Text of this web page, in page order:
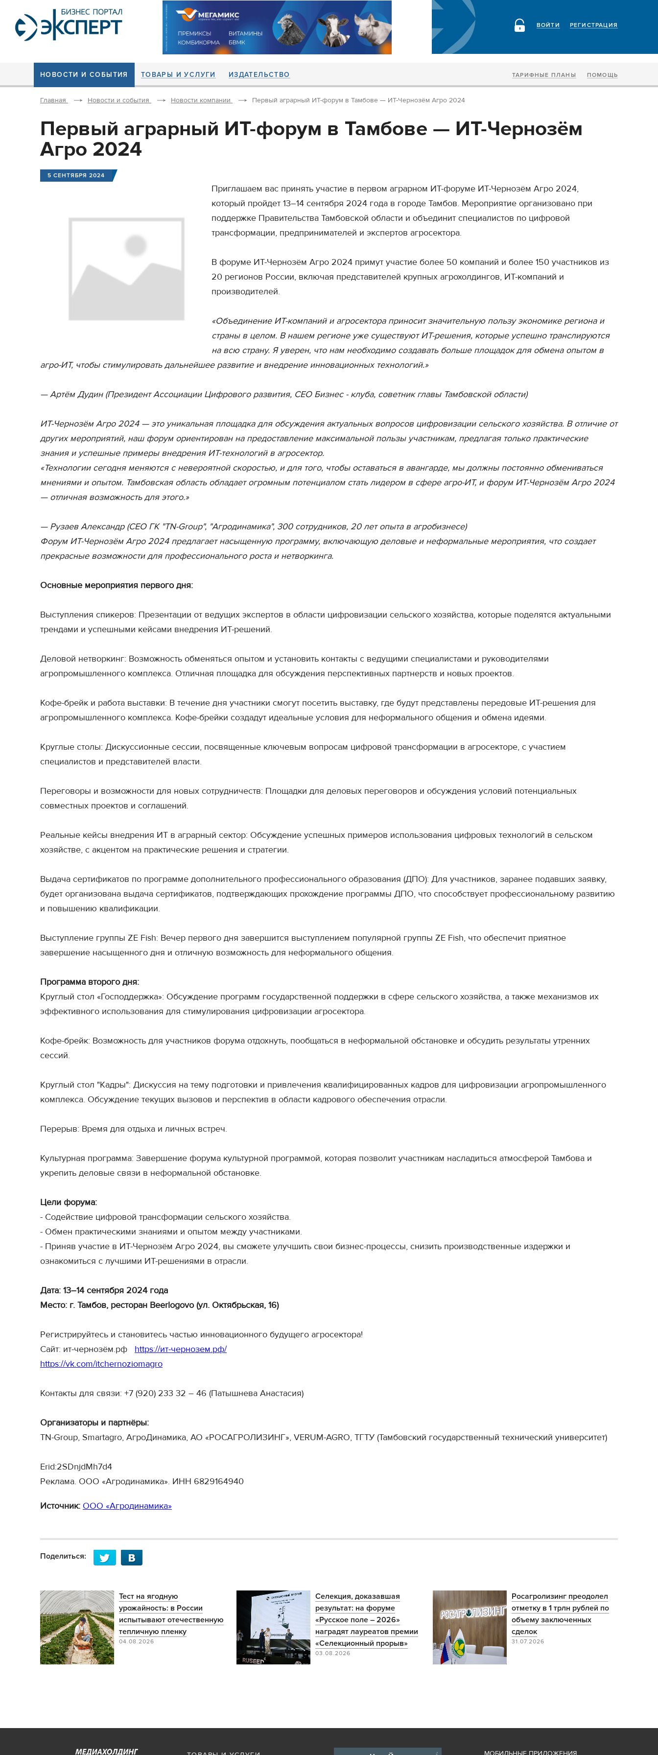
РЕГИСТРАЦИЯ
ВОЙТИ
НОВОСТИ И СОБЫТИЯ ТОВАРЫ И УСЛУГИ ИЗДАТЕЛЬСТВО ТАРИФНЫЕ ПЛАНЫ ПОМОЩЬ
Главная Новости и события Новости компании Первый аграрный ИТ-форум в Тамбове — ИТ-Чернозём Агро 2024
Первый аграрный ИТ-форум в Тамбове — ИТ-Чернозём
Агро 2024
5 СЕНТЯБРЯ 2024
Приглашаем вас принять участие в первом аграрном ИТ-форуме ИТ-Чернозём Агро 2024,
который пройдет 13–14 сентября 2024 года в городе Тамбов. Мероприятие организовано при
поддержке Правительства Тамбовской области и объединит специалистов по цифровой
трансформации, предпринимателей и экспертов агросектора.
В форуме ИТ-Чернозём Агро 2024 примут участие более 50 компаний и более 150 участников из
20 регионов России, включая представителей крупных агрохолдингов, ИТ-компаний и
производителей.
«Объединение ИТ-компаний и агросектора приносит значительную пользу экономике региона и
страны в целом. В нашем регионе уже существуют ИТ-решения, которые успешно транслируются
на всю страну. Я уверен, что нам необходимо создавать больше площадок для обмена опытом в
агро-ИТ, чтобы стимулировать дальнейшее развитие и внедрение инновационных технологий.»
— Артём Дудин (Президент Ассоциации Цифрового развития, СЕО Бизнес - клуба, советник главы Тамбовской области)
ИТ-Чернозём Агро 2024 — это уникальная площадка для обсуждения актуальных вопросов цифровизации сельского хозяйства. В отличие от
других мероприятий, наш форум ориентирован на предоставление максимальной пользы участникам, предлагая только практические
знания и успешные примеры внедрения ИТ-технологий в агросектор.
«Технологии сегодня меняются с невероятной скоростью, и для того, чтобы оставаться в авангарде, мы должны постоянно обмениваться
мнениями и опытом. Тамбовская область обладает огромным потенциалом стать лидером в сфере агро-ИТ, и форум ИТ-Чернозём Агро 2024
— отличная возможность для этого.»
— Рузаев Александр (СЕО ГК "TN-Group", "Агродинамика", 300 сотрудников, 20 лет опыта в агробизнесе)
Форум ИТ-Чернозём Агро 2024 предлагает насыщенную программу, включающую деловые и неформальные мероприятия, что создает
прекрасные возможности для профессионального роста и нетворкинга.
Основные мероприятия первого дня:
Выступления спикеров: Презентации от ведущих экспертов в области цифровизации сельского хозяйства, которые поделятся актуальными
трендами и успешными кейсами внедрения ИТ-решений.
Деловой нетворкинг: Возможность обменяться опытом и установить контакты с ведущими специалистами и руководителями
агропромышленного комплекса. Отличная площадка для обсуждения перспективных партнерств и новых проектов.
Кофе-брейк и работа выставки: В течение дня участники смогут посетить выставку, где будут представлены передовые ИТ-решения для
агропромышленного комплекса. Кофе-брейки создадут идеальные условия для неформального общения и обмена идеями.
Круглые столы: Дискуссионные сессии, посвященные ключевым вопросам цифровой трансформации в агросекторе, с участием
специалистов и представителей власти.
Переговоры и возможности для новых сотрудничеств: Площадки для деловых переговоров и обсуждения условий потенциальных
совместных проектов и соглашений.
Реальные кейсы внедрения ИТ в аграрный сектор: Обсуждение успешных примеров использования цифровых технологий в сельском
хозяйстве, с акцентом на практические решения и стратегии.
Выдача сертификатов по программе дополнительного профессионального образования (ДПО): Для участников, заранее подавших заявку,
будет организована выдача сертификатов, подтверждающих прохождение программы ДПО, что способствует профессиональному развитию
и повышению квалификации.
Выступление группы ZE Fish: Вечер первого дня завершится выступлением популярной группы ZE Fish, что обеспечит приятное
завершение насыщенного дня и отличную возможность для неформального общения.
Программа второго дня:
Круглый стол «Господдержка»: Обсуждение программ государственной поддержки в сфере сельского хозяйства, а также механизмов их
эффективного использования для стимулирования цифровизации агросектора.
Кофе-брейк: Возможность для участников форума отдохнуть, пообщаться в неформальной обстановке и обсудить результаты утренних
сессий.
Круглый стол "Кадры": Дискуссия на тему подготовки и привлечения квалифицированных кадров для цифровизации агропромышленного
комплекса. Обсуждение текущих вызовов и перспектив в области кадрового обеспечения отрасли.
Перерыв: Время для отдыха и личных встреч.
Культурная программа: Завершение форума культурной программой, которая позволит участникам насладиться атмосферой Тамбова и
укрепить деловые связи в неформальной обстановке.
Цели форума:
- Содействие цифровой трансформации сельского хозяйства.
- Обмен практическими знаниями и опытом между участниками.
- Приняв участие в ИТ-Чернозём Агро 2024, вы сможете улучшить свои бизнес-процессы, снизить производственные издержки и
ознакомиться с лучшими ИТ-решениями в отрасли.
Дата: 13–14 сентября 2024 года
Место: г. Тамбов, ресторан Beerlogovo (ул. Октябрьская, 16)
Регистрируйтесь и становитесь частью инновационного будущего агросектора!
Сайт: ит-чернозём.рф https://ит-чернозем.рф/
https://vk.com/itchernoziomagro
Контакты для связи: +7 (920) 233 32 – 46 (Патышнева Анастасия)
Организаторы и партнёры:
TN-Group, Smartagro, АгроДинамика, АО «РОСАГРОЛИЗИНГ», VERUM-AGRO, ТГТУ (Тамбовский государственный технический университет)
Erid:2SDnjdMh7d4
Реклама. ООО «Агродинамика». ИНН 6829164940
Источник: ООО «Агродинамика»
Поделиться:
Тест на ягодную
урожайность: в России
испытывают отечественную
тепличную пленку
04.08.2026
Селекция, доказавшая
результат: на форуме
«Русское поле – 2026»
наградят лауреатов премии
«Селекционный прорыв»
03.08.2026
Росагролизинг преодолел
отметку в 1 трлн рублей по
объему заключенных
сделок
31.07.2026